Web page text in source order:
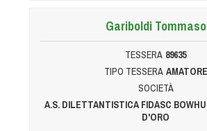
Gariboldi Tommaso
TESSERA 89635
TIPO TESSERA AMATORE
SOCIETÀ
A.S. DILETTANTISTICA FIDASC
D'ORO